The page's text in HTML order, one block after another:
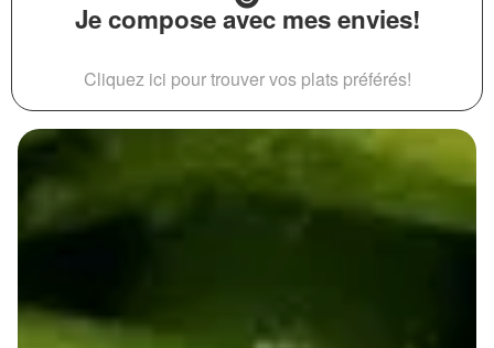
Je compose avec mes envies!
Cliquez ici pour trouver vos plats préférés!